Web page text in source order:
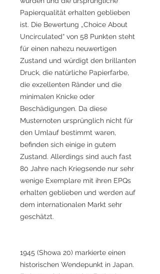
Papierqualität erhalten geblieben
ist. Die Bewertung „Choice About
Uncirculated“ von 58 Punkten steht
für einen nahezu neuwertigen
Zustand und würdigt den brillanten
Druck, die natürliche Papierfarbe,
die exzellenten Ränder und die
minimalen Knicke oder
Beschädigungen. Da diese
Musternoten ursprünglich nicht für
den Umlauf bestimmt waren,
befinden sich einige in gutem
Zustand. Allerdings sind auch fast
80 Jahre nach Kriegsende nur sehr
wenige Exemplare mit ihren EPQs
erhalten geblieben und werden auf
dem internationalen Markt sehr
geschätzt.
1945 (Showa 20) markierte einen
historischen Wendepunkt in Japan.